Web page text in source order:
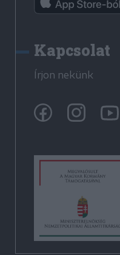
Kapcsolat
Írjon nekünk